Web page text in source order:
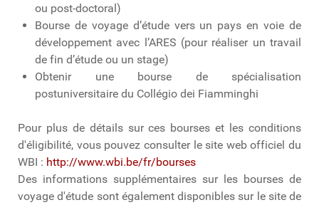
ou post-doctoral)
Bourse de voyage d’étude vers un pays en voie de
développement avec l’ARES (pour réaliser un travail
de fin d’étude ou un stage)
Obtenir une bourse de spécialisation
postuniversitaire du Collégio dei Fiamminghi
Pour plus de détails sur ces bourses et les conditions
d'éligibilité, vous pouvez consulter le site web officiel du
WBI : http://www.wbi.be/fr/bourses
Des informations supplémentaires sur les bourses de
voyage d'étude sont également disponibles sur le site de